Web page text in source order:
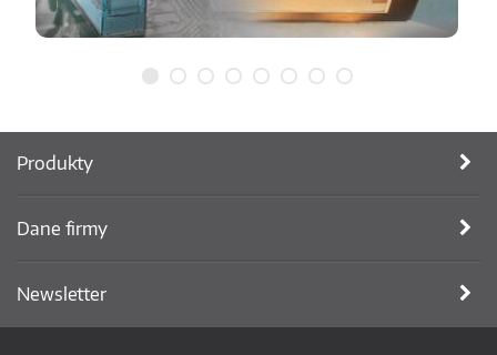
Produkty
Dane firmy
Newsletter